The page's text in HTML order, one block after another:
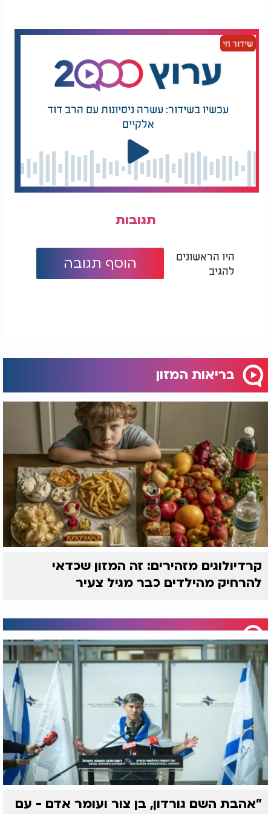
בריאותי.
שידור חי
עכשיו בשידור: עשרה ניסיונות עם הרב דוד
אלקיים
תגובות
היו הראשונים
להגיב
הוסף תגובה
בריאות המזון
קרדיולוגים מזהירים: זה המזון שכדאי
להרחיק מהילדים כבר מגיל צעיר
"אהבת השם גורדון, בן צור ועומר אדם - עם